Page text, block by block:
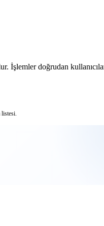
İşlemler doğrudan